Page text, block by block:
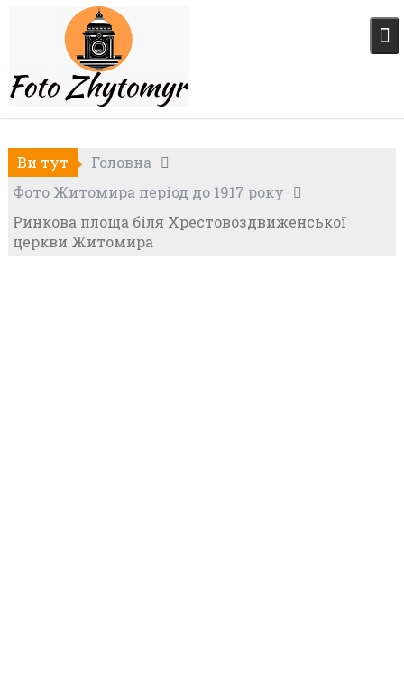
Ви тут
Головна
Фото Житомира період до 1917 року
Ринкова площа біля Хрестовоздвиженської
церкви Житомира